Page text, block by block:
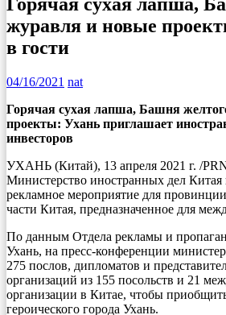
журавля и новые
в гости
04/16/2021 nat
Горячая сухая лапша, Башня
проекты: Ухань приглашает
инвесторов
УХАНЬ (Китай), 13 апреля 2021 г. /
Министерство иностранных дел Китая
рекламное мероприятие для
части Китая, предназначенное для
По данным Отдела рекламы и
Ухань, на пресс-конференции
275 послов, дипломатов и
организаций из 155 посольств и 21
организации в Китае, чтобы
героического города Ухань.